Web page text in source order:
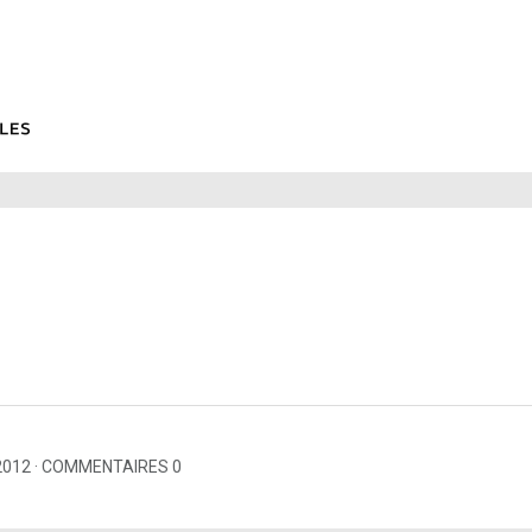
COMMENTAIRES 0